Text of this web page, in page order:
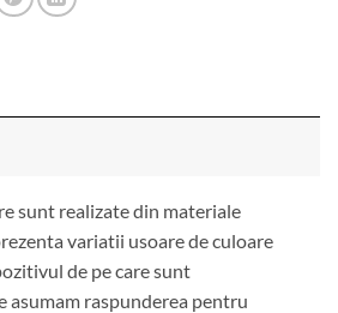
sunt realizate din materiale
variatii usoare de culoare
de pe care sunt
asumam raspunderea pentru